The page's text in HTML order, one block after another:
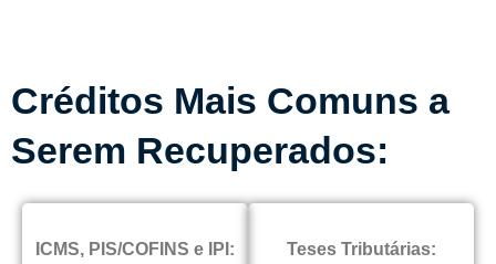
Créditos Mais Comuns a
Serem Recuperados:
ICMS, PIS/COFINS e IPI:
Teses Tributárias: